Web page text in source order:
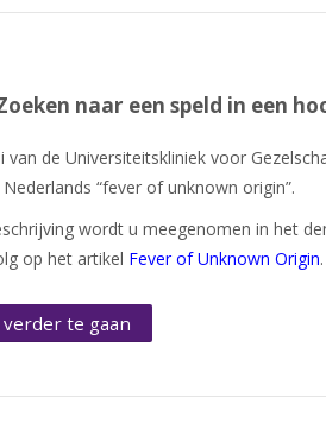
naar een speld in een
van de Universiteitskliniek voor
“fever of unknown origin”.
wordt u meegenomen in het
op het artikel Fever of Unknown Origin.
te gaan